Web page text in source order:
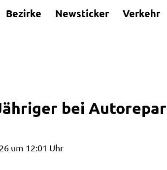
Bezirke Newsticker Verkehr
bei
um 12:01 Uhr